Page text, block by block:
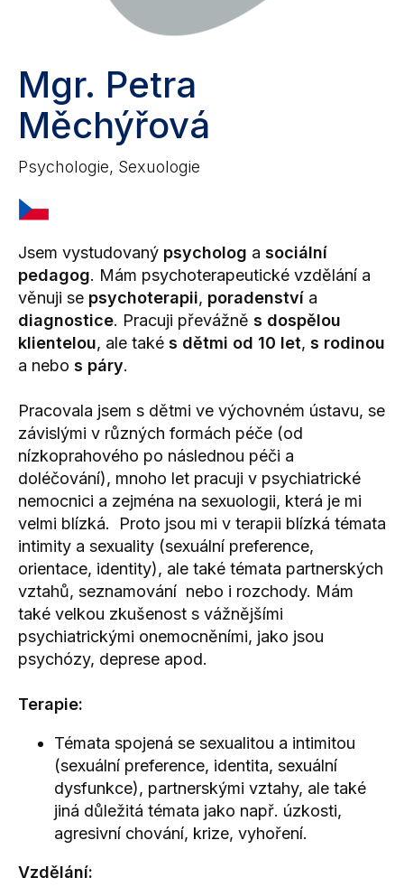
Mgr. Petra
Měchýřová
Psychologie, Sexuologie
Jsem vystudovaný psycholog a sociální
pedagog. Mám psychoterapeutické vzdělání a
věnuji se psychoterapii, poradenství a
diagnostice. Pracuji převážně s dospělou
klientelou, ale také s dětmi od 10 let, s rodinou
a nebo s páry.
Pracovala jsem s dětmi ve výchovném ústavu, se
závislými v různých formách péče (od
nízkoprahového po následnou péči a
doléčování), mnoho let pracuji v psychiatrické
nemocnici a zejména na sexuologii, která je mi
velmi blízká. Proto jsou mi v terapii blízká témata
intimity a sexuality (sexuální preference,
orientace, identity), ale také témata partnerských
vztahů, seznamování nebo i rozchody. Mám
také velkou zkušenost s vážnějšími
psychiatrickými onemocněními, jako jsou
psychózy, deprese apod.
Terapie:
Témata spojená se sexualitou a intimitou
(sexuální preference, identita, sexuální
dysfunkce), partnerskými vztahy, ale také
jiná důležitá témata jako např. úzkosti,
agresivní chování, krize, vyhoření.
Vzdělání: